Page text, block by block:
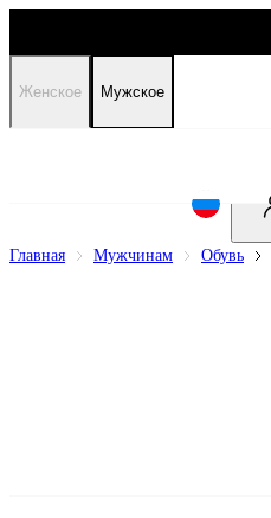
Женское Мужское
Главная Мужчинам Обувь